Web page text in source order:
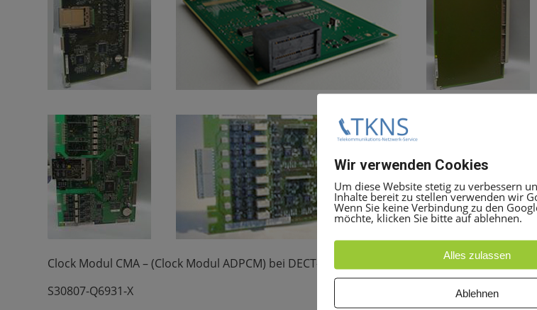
Clock Modul CMA – (Clock Modul ADPCM) bei DECT-Anwendung (BS Direktanschaltung) für
S30807-Q6931-X
Wir verwenden Cookies
Um diese Website stetig zu verbessern
Inhalte bereit zu stellen verwenden wir
Wenn Sie keine Verbindung zu den
möchte, klicken Sie bitte auf ablehnen.
Alles zulassen
Ablehnen